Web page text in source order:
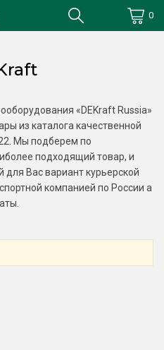
0
«DEKraft Russia»
из каталога качественной
Мы подберем по
подходящий товар, и
Вас вариант курьерской
компанией по России а